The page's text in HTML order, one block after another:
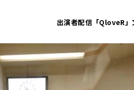
出演者配信「QloveR」